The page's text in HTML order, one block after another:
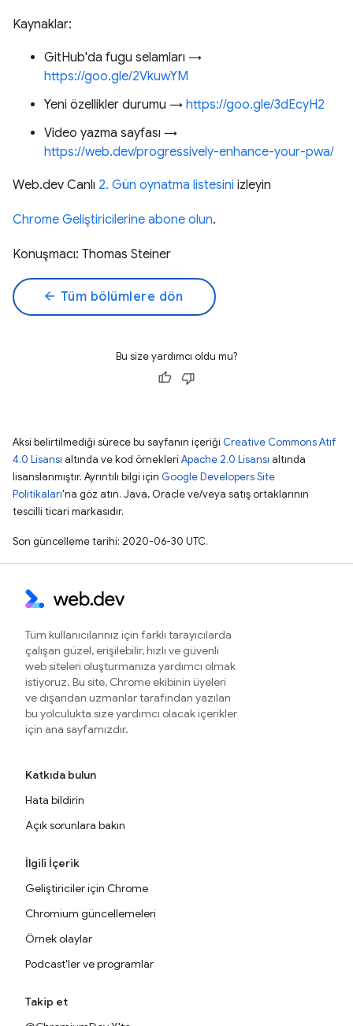
Kaynaklar:
GitHub'da fugu selamları →
https://goo.gle/2VkuwYM
Yeni özellikler durumu → https://goo.gle/3dEcyH2
Video yazma sayfası →
https://web.dev/progressively-enhance-your-pwa/
Web.dev Canlı 2. Gün oynatma listesini izleyin
Chrome Geliştiricilerine abone olun.
Konuşmacı: Thomas Steiner
arrow_back Tüm bölümlere dön
Bu size yardımcı oldu mu?
Aksi belirtilmediği sürece bu sayfanın içeriği Creative Commons Atıf
4.0 Lisansı altında ve kod örnekleri Apache 2.0 Lisansı altında
lisanslanmıştır. Ayrıntılı bilgi için Google Developers Site
Politikaları'na göz atın. Java, Oracle ve/veya satış ortaklarının
tescilli ticari markasıdır.
Son güncelleme tarihi: 2020-06-30 UTC.
Tüm kullanıcılarınız için farklı tarayıcılarda
çalışan güzel, erişilebilir, hızlı ve güvenli
web siteleri oluşturmanıza yardımcı olmak
istiyoruz. Bu site, Chrome ekibinin üyeleri
ve dışarıdan uzmanlar tarafından yazılan
bu yolculukta size yardımcı olacak içerikler
için ana sayfamızdır.
Katkıda bulun
Hata bildirin
Açık sorunlara bakın
İlgili İçerik
Geliştiriciler için Chrome
Chromium güncellemeleri
Örnek olaylar
Podcast'ler ve programlar
Takip et